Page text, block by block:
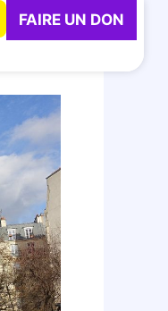
FAIRE UN DON